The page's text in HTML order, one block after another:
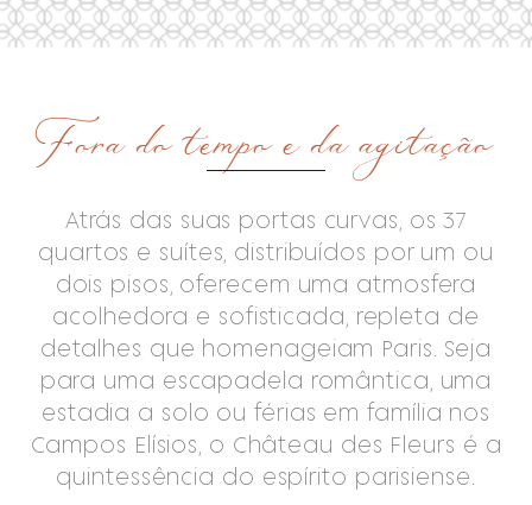
Fora do tempo e da agitação
Atrás das suas portas curvas, os 37
quartos e suítes, distribuídos por um ou
dois pisos, oferecem uma atmosfera
acolhedora e sofisticada, repleta de
detalhes que homenageiam Paris. Seja
para uma escapadela romântica, uma
estadia a solo ou férias em família nos
Campos Elísios, o Château des Fleurs é a
quintessência do espírito parisiense.